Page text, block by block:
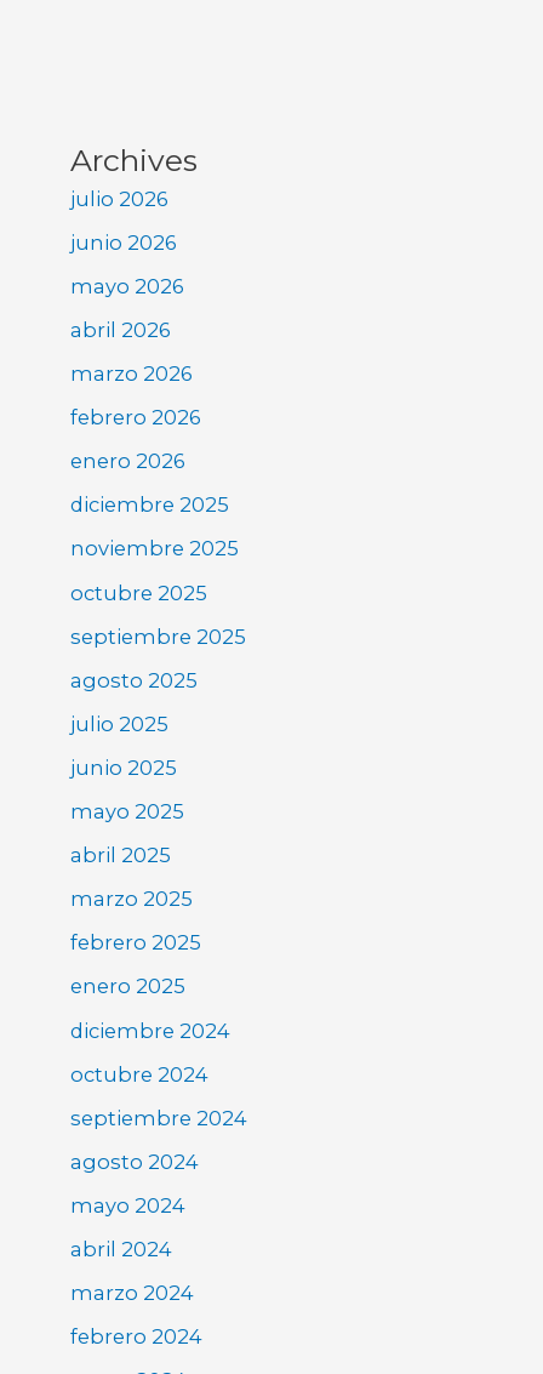
Archives
julio 2026
junio 2026
mayo 2026
abril 2026
marzo 2026
febrero 2026
enero 2026
diciembre 2025
noviembre 2025
octubre 2025
septiembre 2025
agosto 2025
julio 2025
junio 2025
mayo 2025
abril 2025
marzo 2025
febrero 2025
enero 2025
diciembre 2024
octubre 2024
septiembre 2024
agosto 2024
mayo 2024
abril 2024
marzo 2024
febrero 2024